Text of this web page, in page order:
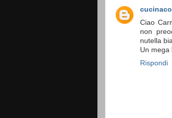
Ciao
non
nutella
Un mega
Rispondi